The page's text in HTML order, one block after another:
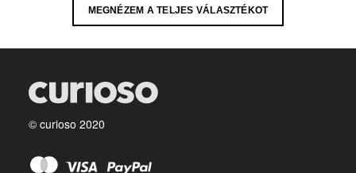
MEGNÉZEM A TELJES VÁLASZTÉKOT
© curioso 2020